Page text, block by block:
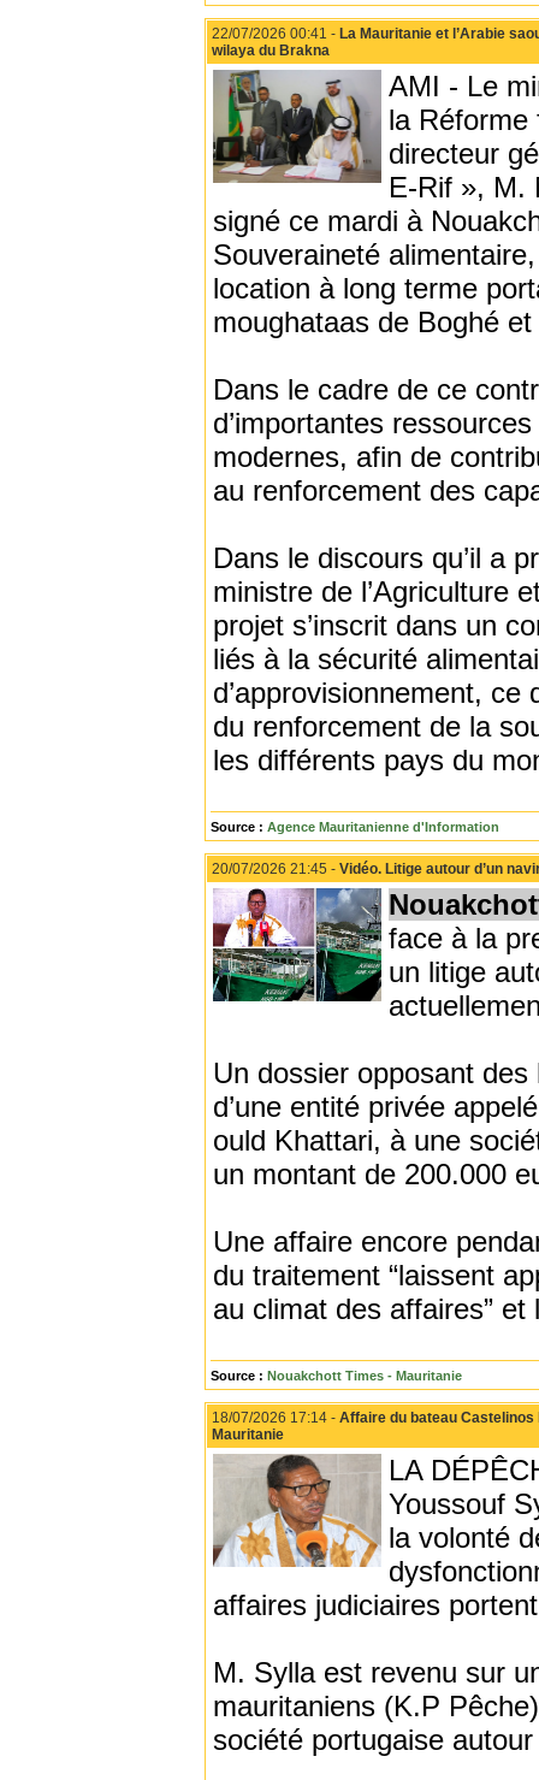
22/07/2026 00:41 - La Mauritanie et l’Arabie
wilaya du Brakna
AMI - Le
la Réforme
directeur
E-Rif », M.
signé ce mardi à
Souveraineté
location à long terme
moughataas de Boghé
Dans le cadre de ce
d’importantes
modernes, afin de
au renforcement des
Dans le discours qu’il a
ministre de l’Agriculture
projet s’inscrit dans un
liés à la sécurité
d’approvisionnement,
du renforcement de la
les différents pays du
Source : Agence Mauritanienne d'Information
20/07/2026 21:45 - Vidéo. Litige autour d’un
face à la
un litige
Un dossier opposant
d’une entité privée
ould Khattari, à une
un montant de 200.000
Une affaire encore
du traitement “laissent
au climat des affaires” et
Source : Nouakchott Times - Mauritanie
18/07/2026 17:14 - Affaire du bateau
Mauritanie
LA
Youssouf
la volonté
affaires judiciaires
M. Sylla est revenu sur
mauritaniens (K.P
société portugaise